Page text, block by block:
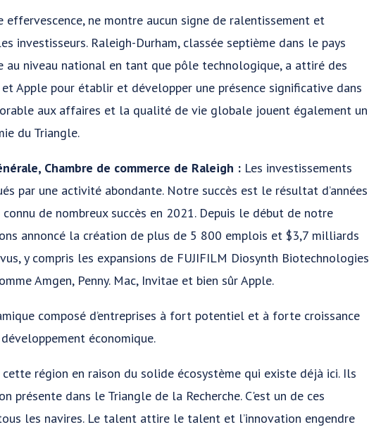
ne montre aucun signe de ralentissement et
investisseurs. Raleigh-Durham, classée septième dans le pays
au niveau national en tant que pôle technologique, a attiré des
Apple pour établir et développer une présence significative dans
aux affaires et la qualité de vie globale jouent également un
du Triangle.
Chambre de commerce de Raleigh : Les investissements
par une activité abondante. Notre succès est le résultat d’années
de nombreux succès en 2021. Depuis le début de notre
annoncé la création de plus de 5 800 emplois et $3,7 milliards
y compris les expansions de FUJIFILM Diosynth Biotechnologies
Amgen, Penny. Mac, Invitae et bien sûr Apple.
composé d’entreprises à fort potentiel et à forte croissance
économique.
région en raison du solide écosystème qui existe déjà ici. Ils
présente dans le Triangle de la Recherche. C'est un de ces
les navires. Le talent attire le talent et l’innovation engendre